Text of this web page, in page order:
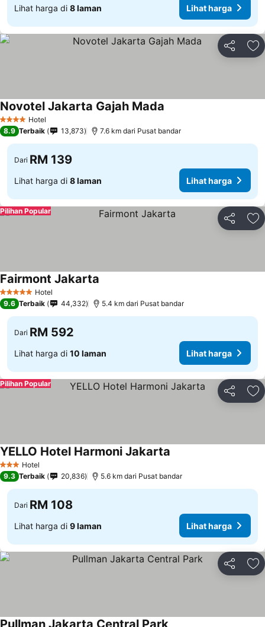
Lihat harga di 8 laman Lihat harga
Kongsi
4 BintangHotel
Novotel Jakarta Gajah Mada
8.9 Terbaik 13,873 7.6 km dari Pusat bandar
Dari RM 139
Lihat harga di 8 laman Lihat harga
Kongsi
Pilihan Popular
5 Bintang Hotel
Fairmont Jakarta
9.6 Terbaik 44,332 5.4 km dari Pusat bandar
Dari RM 592
Lihat harga di 10 laman Lihat harga
Kongsi
Pilihan Popular
3 BintangHotel
YELLO Hotel Harmoni Jakarta
9.3 Terbaik 20,836 5.6 km dari Pusat bandar
Dari RM 108
Lihat harga di 9 laman Lihat harga
Kongsi
Pullman Jakarta Central Park